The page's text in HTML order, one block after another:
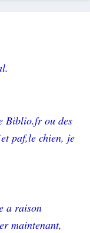
Biblio.fr ou des
paf,le chien, je
a raison
maintenant,